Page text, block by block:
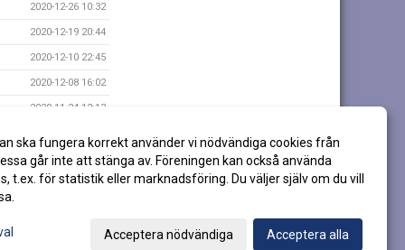
2020-12-26 10:32
2020-12-19 20:44
2020-12-10 22:45
2020-12-08 16:02
2020-11-24 12:13
2020-04-26 07:16
ska fungera korrekt använder vi nödvändiga cookies från
går inte att stänga av. Föreningen kan också använda
t.ex. för statistik eller marknadsföring. Du väljer själv om du vill
Acceptera nödvändiga Acceptera alla